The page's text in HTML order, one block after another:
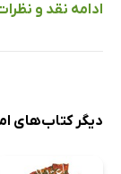
ادامه نقد و
دیگر کتاب‌های